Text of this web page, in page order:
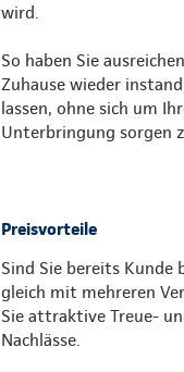
wird.
So haben Sie
Zuhause wieder
lassen, ohne sich um
Unterbringung sorgen
Preisvorteile
Sind Sie bereits Kunde
gleich mit mehreren
Sie attraktive Treue-
Nachlässe.